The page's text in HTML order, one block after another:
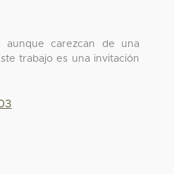
aunque carezcan de una
trabajo es una invitación